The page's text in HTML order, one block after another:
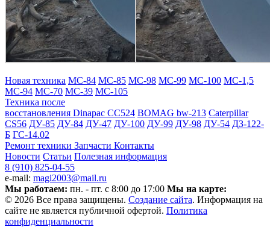
Новая техника МС-84 МС-85 МС-98 МС-99 МС-100 МС-1,5
МС-94 МС-70 МС-39 МС-105
Техника после
восстановления Dinapac СС524 BOMAG bw-213 Caterpillar
CS56 ДУ-85 ДУ-84 ДУ-47 ДУ-100 ДУ-99 ДУ-98 ДУ-54 ДЗ-122-
Б ГС-14.02
Ремонт техники Запчасти Контакты
Новости Статьи Полезная информация
8 (910) 825-04-55
e-mail: magi2003@mail.ru
Мы работаем: пн. - пт. с 8:00 до 17:00 Мы на карте:
© 2026 Все права защищены. Создание сайта. Информация на
сайте не является публичной офертой. Политика
конфиденциальности